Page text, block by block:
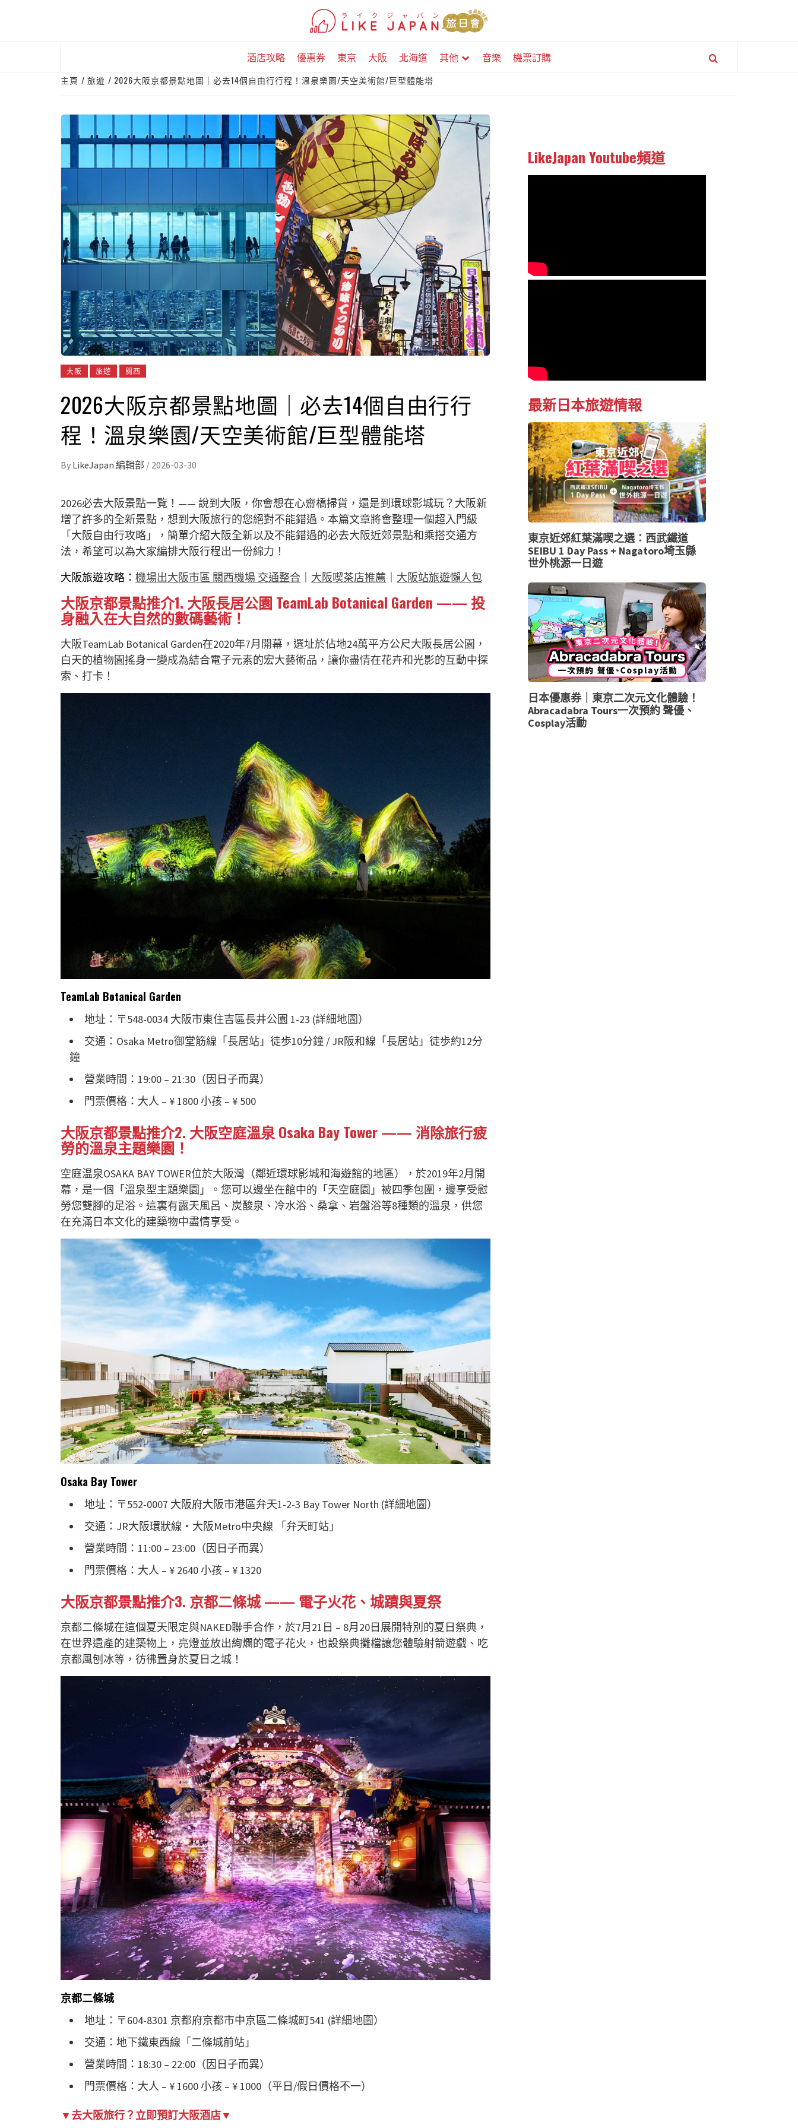
酒店攻略 優惠券 東京 大阪 北海道 其他 音樂 機票訂購
主頁 旅遊 2026大阪京都景點地圖｜必去14個自由行行程！溫泉樂園/天空美術館/巨型體能塔
大阪 旅遊 關西
2026大阪京都景點地圖｜必去14個自由行行
程！溫泉樂園/天空美術館/巨型體能塔
By LikeJapan 編輯部 / 2026-03-30
2026必去大阪景點一覧！—— 說到大阪，你會想在心齋橋掃貨，還是到環球影城玩？大阪新
增了許多的全新景點，想到大阪旅行的您絕對不能錯過。本篇文章將會整理一個超入門級
「大阪自由行攻略」，簡單介紹大阪全新以及不能錯過的必去大阪近郊景點和乘搭交通方
法，希望可以為大家編排大阪行程出一份綿力！
大阪旅遊攻略： 機場出大阪市區 關西機場 交通整合 ｜ 大阪喫茶店推薦 ｜ 大阪站旅遊懶人包
大阪京都景點推介1. 大阪長居公園 TeamLab Botanical Garden —— 投
身融入在大自然的數碼藝術！
大阪TeamLab Botanical Garden在2020年7月開幕，選址於佔地24萬平方公尺大阪長居公園，
白天的植物園搖身一變成為結合電子元素的宏大藝術品，讓你盡情在花卉和光影的互動中探
索、打卡！
TeamLab Botanical Garden
地址：〒548-0034 大阪市東住吉區長井公園 1-23 (詳細地圖）
交通：Osaka Metro御堂筋線「長居站」徒歩10分鐘 / JR阪和線「長居站」徒歩約12分
鐘
營業時間：19:00 – 21:30（因日子而異）
門票價格：大人 – ¥ 1800 小孩 – ¥ 500
大阪京都景點推介2. 大阪空庭溫泉 Osaka Bay Tower ——消除旅行疲
勞的溫泉主題樂園！
空庭温泉OSAKA BAY TOWER位於大阪灣（鄰近環球影城和海遊館的地區），於2019年2月開
幕，是一個「溫泉型主題樂園」。您可以邊坐在館中的「天空庭園」被四季包圍，邊享受慰
勞您雙腳的足浴。這裏有露天風呂、炭酸泉、冷水浴、桑拿、岩盤浴等8種類的溫泉，供您
在充滿日本文化的建築物中盡情享受。
Osaka Bay Tower
地址：〒552-0007 大阪府大阪市港區弁天1-2-3 Bay Tower North (詳細地圖）
交通：JR大阪環狀線・大阪Metro中央線 「弁天町站」
營業時間：11:00 – 23:00（因日子而異）
門票價格：大人 – ¥ 2640 小孩 – ¥ 1320
大阪京都景點推介3. 京都二條城—— 電子火花、城蹟與夏祭
京都二條城在這個夏天限定與NAKED聯手合作，於7月21日 – 8月20日展開特別的夏日祭典，
在世界遺產的建築物上，亮燈並放出絢爛的電子花火，也設祭典攤檔讓您體驗射箭遊戲、吃
京都風刨冰等，彷彿置身於夏日之城！
京都二條城
地址：〒604-8301 京都府京都市中京區二條城町541 (詳細地圖）
交通：地下鐵東西線「二條城前站」
營業時間：18:30 – 22:00（因日子而異）
門票價格：大人 – ¥ 1600 小孩 – ¥ 1000（平日/假日價格不一）
▼去大阪旅行？立即預訂大阪酒店▼
LikeJapan Youtube頻道
最新日本旅遊情報
東京近郊紅葉滿喫之選：西武鐵道
SEIBU 1 Day Pass + Nagatoro埼玉縣
世外桃源一日遊
日本優惠券｜東京二次元文化體驗！
Abracadabra Tours一次預約 聲優、
Cosplay活動